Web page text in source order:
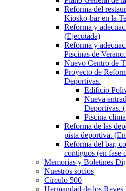
Reforma del
Kiosko-bar en la
Reforma y
(Ejecutada)
Reforma y
Piscinas de
Nuevo Centro de
Proyecto de
Deportivas.
Edificio
Nueva
Deportivas.
Piscina
Reforma de las
pista deportiva.
Reforma del bar,
contiguos (en fase
Memorias y Boletines
Nuestros socios
Círculo 500